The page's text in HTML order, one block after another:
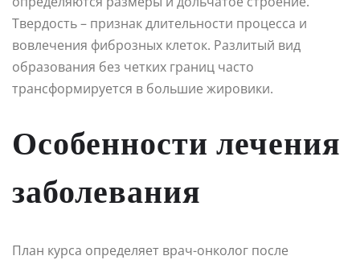
Твердость – признак длительности процесса и
вовлечения фиброзных клеток. Разлитый вид
образования без четких границ часто
трансформируется в большие жировики.
Особенности лечения
заболевания
План курса определяет врач-онколог после